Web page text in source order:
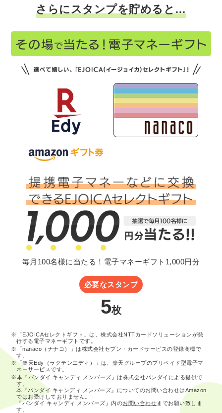
さらにスタンプを貯めると…
毎月100名様に当たる！電子マネーギフト1,000円分
必要なスタンプ
5枚
※「EJOICAセレクトギフト」は、株式会社NTTカードソリューションが発
行する電子マネーギフトです。
※「nanaco（ナナコ）」は株式会社セブン・カードサービスの登録商標で
す。
※「楽天Edy（ラクテンエディ）」は、楽天グループのプリペイド型電子マ
ネーサービスです。
※本『バンダイ キャンディ メンバーズ』は株式会社バンダイによる提供で
す。
本『バンダイ キャンディ メンバーズ』についてのお問い合わせはAmazon
ではお受けしておりません。
『バンダイ キャンディ メンバーズ』内のお問い合わせまでお願い致しま
す。